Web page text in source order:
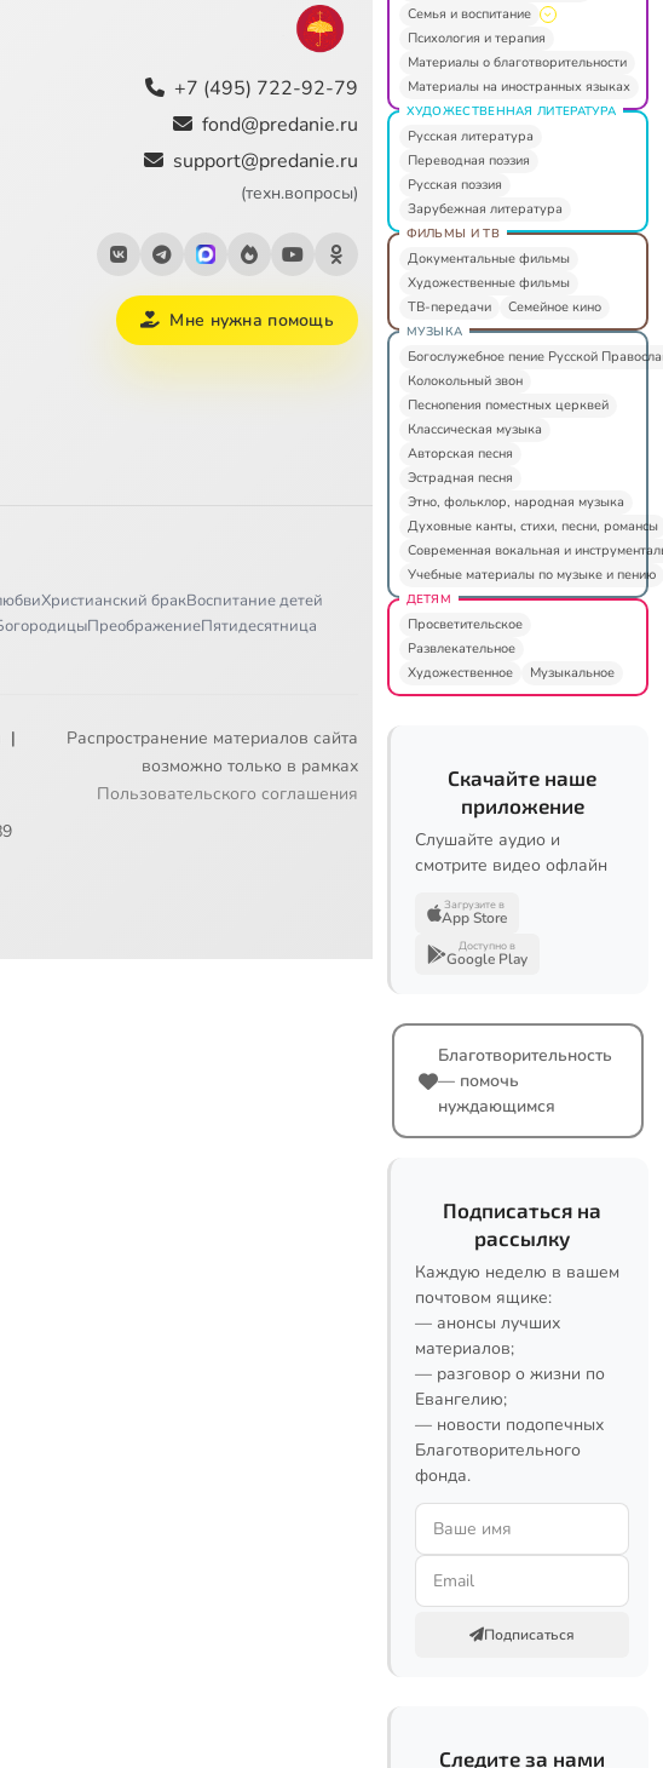
+7 (495) 722-92-79
fond@predanie.ru
support@predanie.ru
(техн.вопросы)
Мне нужна помощь
Христианский бракВоспитание детей
ПреображениеПятидесятница
|
Распространение материалов сайта
возможно только в рамках
Пользовательского соглашения
Семья и воспитание
Психология и терапия
Материалы о благотворительности
Материалы на иностранных языках
ХУДОЖЕСТВЕННАЯ ЛИТЕРАТУРА
Русская литература
Переводная поэзия
Русская поэзия
Зарубежная литература
ФИЛЬМЫ И ТВ
Документальные фильмы
Художественные фильмы
ТВ-передачи
Семейное кино
МУЗЫКА
Богослужебное пение Русской
Колокольный звон
Песнопения поместных церквей
Классическая музыка
Авторская песня
Эстрадная песня
Этно, фольклор, народная музыка
Духовные канты, стихи, песни, романсы
Современная вокальная и
Учебные материалы по музыке и пению
ДЕТЯМ
Просветительское
Развлекательное
Художественное
Музыкальное
Скачайте наше
приложение
Слушайте аудио и
смотрите видео офлайн
Загрузите в
App Store
Доступно в
Google Play
Благотворительность
— помочь
нуждающимся
Подписаться на
рассылку
Каждую неделю в вашем
почтовом ящике:
— анонсы лучших
материалов;
— разговор о жизни по
Евангелию;
— новости подопечных
Благотворительного
фонда.
Подписаться
Следите за нами